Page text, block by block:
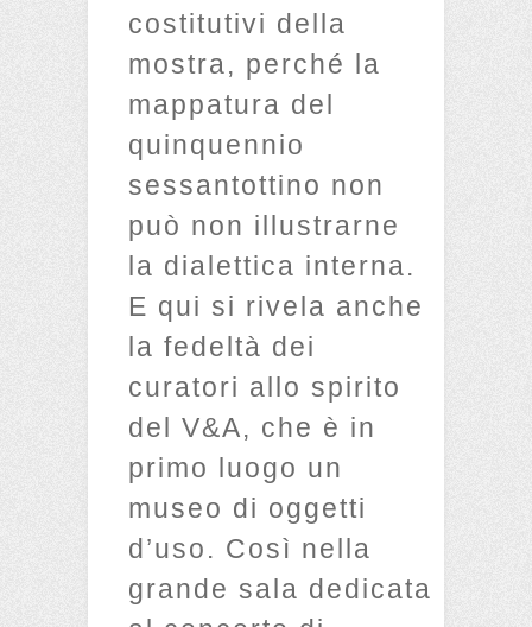
costitutivi della
mostra, perché la
mappatura del
quinquennio
sessantottino non
può non illustrarne
la dialettica interna.
E qui si rivela anche
la fedeltà dei
curatori allo spirito
del V&A, che è in
primo luogo un
museo di oggetti
d’uso. Così nella
grande sala dedicata